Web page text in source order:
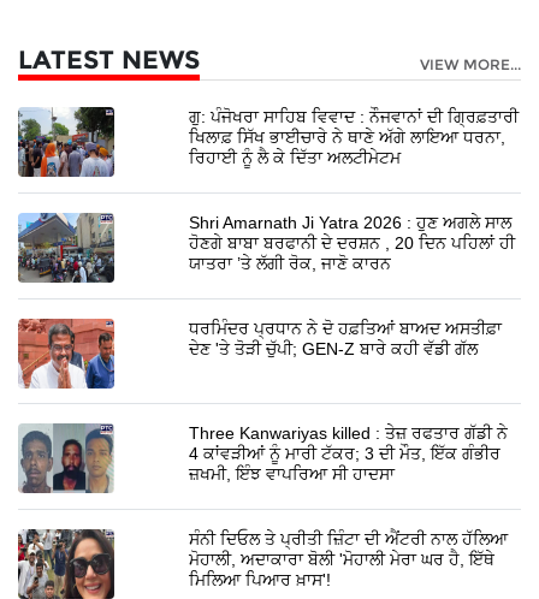
LATEST NEWS VIEW MORE...
ਗੁ: ਪੰਜੋਖਰਾ ਸਾਹਿਬ ਵਿਵਾਦ : ਨੌਜਵਾਨਾਂ ਦੀ ਗ੍ਰਿਫ਼ਤਾਰੀ
ਖਿਲਾਫ਼ ਸਿੱਖ ਭਾਈਚਾਰੇ ਨੇ ਥਾਣੇ ਅੱਗੇ ਲਾਇਆ ਧਰਨਾ,
ਰਿਹਾਈ ਨੂੰ ਲੈ ਕੇ ਦਿੱਤਾ ਅਲਟੀਮੇਟਮ
Shri Amarnath Ji Yatra 2026 : ਹੁਣ ਅਗਲੇ ਸਾਲ
ਹੋਣਗੇ ਬਾਬਾ ਬਰਫਾਨੀ ਦੇ ਦਰਸ਼ਨ , 20 ਦਿਨ ਪਹਿਲਾਂ ਹੀ
ਯਾਤਰਾ ’ਤੇ ਲੱਗੀ ਰੋਕ, ਜਾਣੋ ਕਾਰਨ
ਧਰਮਿੰਦਰ ਪ੍ਰਧਾਨ ਨੇ ਦੋ ਹਫ਼ਤਿਆਂ ਬਾਅਦ ਅਸਤੀਫ਼ਾ
ਦੇਣ 'ਤੇ ਤੋੜੀ ਚੁੱਪੀ; GEN-Z ਬਾਰੇ ਕਹੀ ਵੱਡੀ ਗੱਲ
Three Kanwariyas killed : ਤੇਜ਼ ਰਫਤਾਰ ਗੱਡੀ ਨੇ
4 ਕਾਂਵੜੀਆਂ ਨੂੰ ਮਾਰੀ ਟੱਕਰ; 3 ਦੀ ਮੌਤ, ਇੱਕ ਗੰਭੀਰ
ਜ਼ਖਮੀ, ਇੰਝ ਵਾਪਰਿਆ ਸੀ ਹਾਦਸਾ
ਸੰਨੀ ਦਿਓਲ ਤੇ ਪ੍ਰੀਤੀ ਜ਼ਿੰਟਾ ਦੀ ਐਂਟਰੀ ਨਾਲ ਹੱਲਿਆ
ਮੋਹਾਲੀ, ਅਦਾਕਾਰਾ ਬੋਲੀ 'ਮੋਹਾਲੀ ਮੇਰਾ ਘਰ ਹੈ, ਇੱਥੇ
ਮਿਲਿਆ ਪਿਆਰ ਖ਼ਾਸ'!